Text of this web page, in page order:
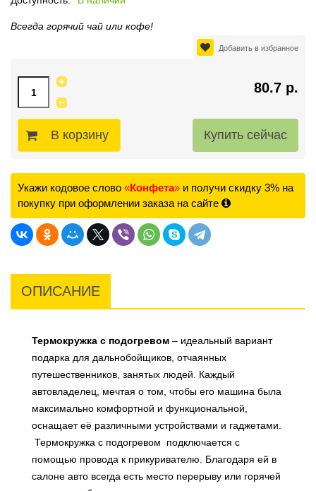
Всегда горячий чай или кофе!
Добавить в избранное
80.7 р.
В корзину
Укажи кодовое слово «Конфета» и получи скидку 3% на
покупку при оформлении заказа на сайте
ОПИСАНИЕ
Термокружка с подогревом – идеальный вариант
подарка для дальнобойщиков, отчаянных
путешественников, занятых людей. Каждый
автовладелец, мечтая о том, чтобы его машина была
максимально комфортной и функциональной,
оснащает её различными устройствами и гаджетами.
Термокружка с подогревом подключается с
помощью провода к прикуривателю. Благодаря ей в
салоне авто всегда есть место перерыву или горячей